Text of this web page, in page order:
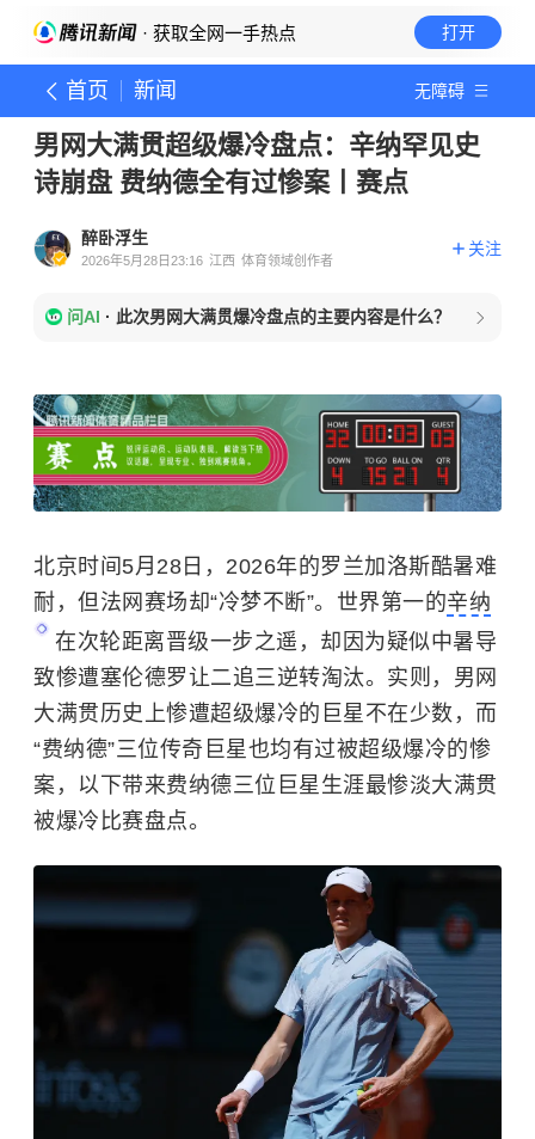
· 获取全网一手热点 打开
首页 新闻 无障碍
男网大满贯超级爆冷盘点：辛纳罕见史
诗崩盘 费纳德全有过惨案丨赛点
醉卧浮生
2026年5月28日23:16 江西 体育领域创作者
关注
问AI · 此次男网大满贯爆冷盘点的主要内容是什么？
北京时间5月28日，2026年的罗兰加洛斯酷暑难
耐，但法网赛场却“冷梦不断”。世界第一的辛纳
在次轮距离晋级一步之遥，却因为疑似中暑导
致惨遭塞伦德罗让二追三逆转淘汰。实则，男网
大满贯历史上惨遭超级爆冷的巨星不在少数，而
“费纳德”三位传奇巨星也均有过被超级爆冷的惨
案，以下带来费纳德三位巨星生涯最惨淡大满贯
被爆冷比赛盘点。